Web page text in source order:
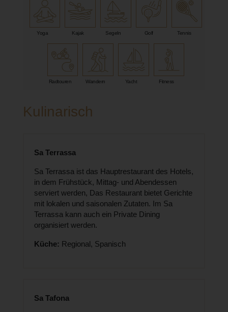
Yoga Kajak Segeln Golf Tennis
Radtouren Wandern Yacht Fitness
Kulinarisch
Sa Terrassa
Sa Terrassa ist das Hauptrestaurant des Hotels,
in dem Frühstück, Mittag- und Abendessen
serviert werden, Das Restaurant bietet Gerichte
mit lokalen und saisonalen Zutaten. Im Sa
Terrassa kann auch ein Private Dining
organisiert werden.
Küche: Regional, Spanisch
Sa Tafona